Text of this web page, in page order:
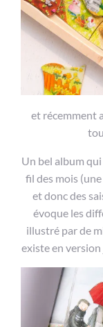
et récemment
Un bel album
fil des mois
et donc des
évoque les
illustré par de
existe en version